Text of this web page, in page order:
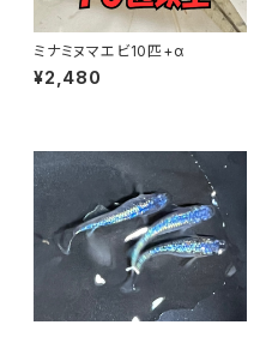
ミナミヌマエビ10匹+α
¥2,480